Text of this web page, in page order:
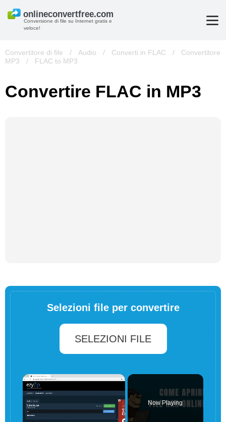
Conversione di file su Internet gratis e
veloce!
Convertitore di file / Audio / Converti in FLAC /
Convertitore
MP3
/ FLAC to MP3
Convertire FLAC in MP3
Selezioni file per convertire
SELEZIONI FILE
×
Now Playing